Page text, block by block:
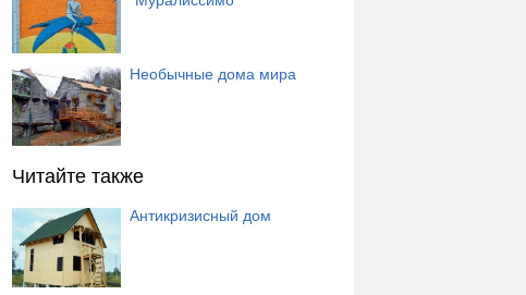
Необычные дома мира
Читайте также
Антикризисный дом